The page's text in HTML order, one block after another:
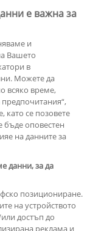
РЕКЛАМА
е важна за
и
Вашето
в
Можете да
всяко време,
като се позовете
бъде оповестен
на данните за
данни, за да
позициониране.
на устройството
достъп до
реклама и